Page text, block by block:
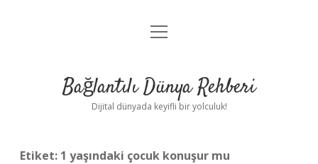
Anasayfa
Yasal Uyarı
menüyü
Bağlantılı Dünya Rehberi
Dijital dünyada keyifli bir yolculuk!
Etiket: 1 yaşındaki çocuk konuşur mu